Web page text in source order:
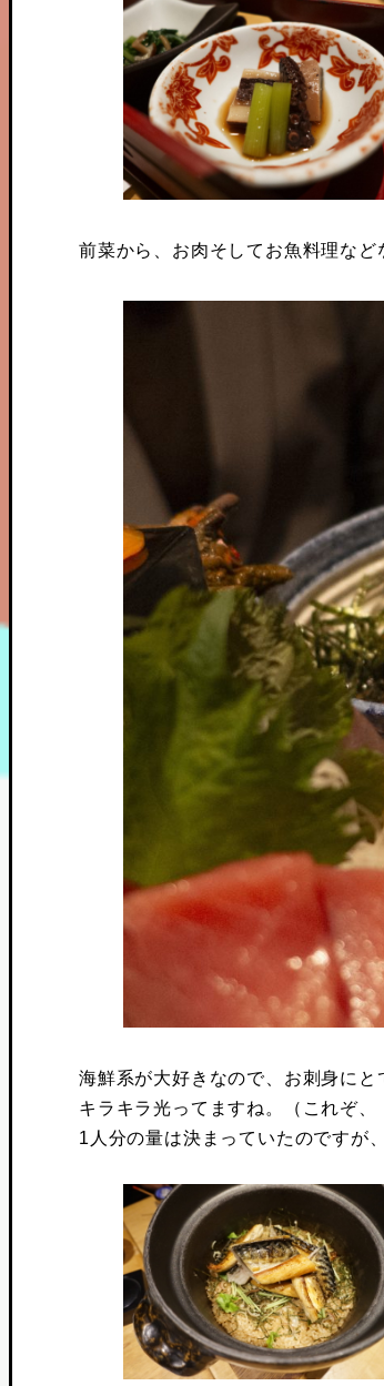
前菜から、お肉そしてお魚料理など
海鮮系が大好きなので、お刺身にと
キラキラ光ってますね。（これぞ
1人分の量は決まっていたのですが